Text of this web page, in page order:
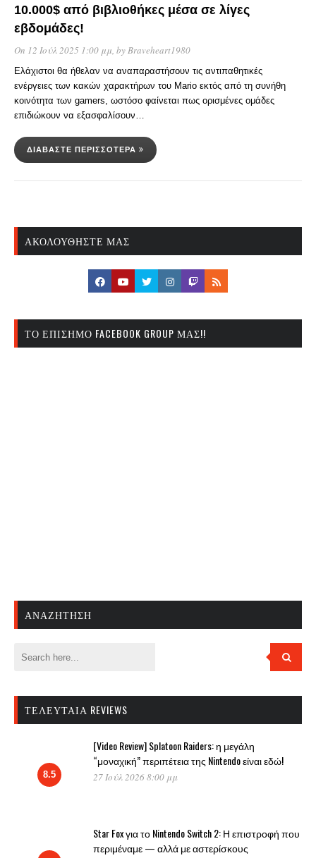
10.000$ από βιβλιοθήκες μέσα σε λίγες
εβδομάδες!
On 12 Ιούλ 2025 1:00 μμ, byBraveheart1980
Ελάχιστοι θα ήθελαν να αναπαραστήσουν τις αντιπαθητικές
ενέργειες των κακών χαρακτήρων του Mario εκτός από τη συνήθη
κοινότητα των gamers, ωστόσο φαίνεται πως ορισμένες ομάδες
επιδιώκουν να εξασφαλίσουν…
ΔΙΑΒΆΣΤΕ ΠΕΡΙΣΣΌΤΕΡΑ
ΑΚΟΛΟΥΘΉΣΤΕ ΜΑΣ
ΤΟ ΕΠΊΣΗΜΟ FACEBOOK GROUP ΜΑΣ!!
ΑΝΑΖΉΤΗΣΗ
ΤΕΛΕΥΤΑΊΑ REVIEWS
8.5
[Video Review] Splatoon Raiders: η μεγάλη
“μοναχική” περιπέτεια της Nintendo είναι εδώ!
27 Ιούλ 2026 8:00 μμ
Star Fox για το Nintendo Switch 2: Η επιστροφή που
περιμέναμε — αλλά με αστερίσκους